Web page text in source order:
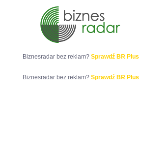
Biznesradar bez reklam? Sprawdź BR Plus
Biznesradar bez reklam? Sprawdź BR Plus